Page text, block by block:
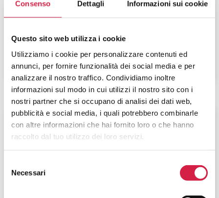
Consenso Dettagli Informazioni sui cookie
Questo sito web utilizza i cookie
Utilizziamo i cookie per personalizzare contenuti ed
annunci, per fornire funzionalità dei social media e per
analizzare il nostro traffico. Condividiamo inoltre
informazioni sul modo in cui utilizzi il nostro sito con i
nostri partner che si occupano di analisi dei dati web,
pubblicità e social media, i quali potrebbero combinarle
con altre informazioni che hai fornito loro o che hanno
raccolto dal tuo utilizzo dei loro servizi.
delNecessari
Monfalcone
Via Galvani, 1
Friuli-Venezia Giulia-Trieste
Azienda Sanitaria Universitaria
Maggiore